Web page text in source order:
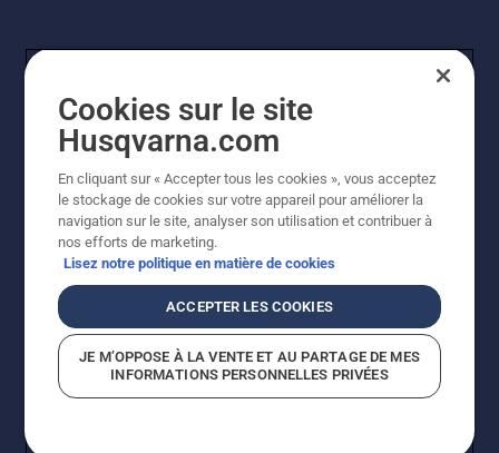
© Husqvarna AB (publ). Tous droits réservés. Les prix
indiqués sont à titre indicatif de Husqvarna Schweiz AG
aux revendeurs participants, prix en CHF, TVA 8,1 % et
TAR incluses. Sous réserve de modification. Tous les
prix indiqués sont des prix de vente recommandés (TVA
incluse), sauf si le produit est disponible pour un achat
Politique relative aux cookiesConditions d'utilisation
Avis de confidentialitéImpressionCGVL Shop en ligne
Signalement de violations présumées
Cookies sur le site
Husqvarna.com
En cliquant sur « Accepter tous les cookies », vous acceptez
le stockage de cookies sur votre appareil pour améliorer la
navigation sur le site, analyser son utilisation et contribuer à
nos efforts de marketing.
Lisez notre politique en matière de cookies
ACCEPTER LES COOKIES
JE M’OPPOSE À LA VENTE ET AU PARTAGE DE MES
INFORMATIONS PERSONNELLES PRIVÉES